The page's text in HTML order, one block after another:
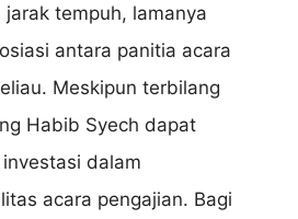
tempuh, lamanya
antara panitia acara
Meskipun terbilang
Habib Syech dapat
dalam
acara pengajian. Bagi